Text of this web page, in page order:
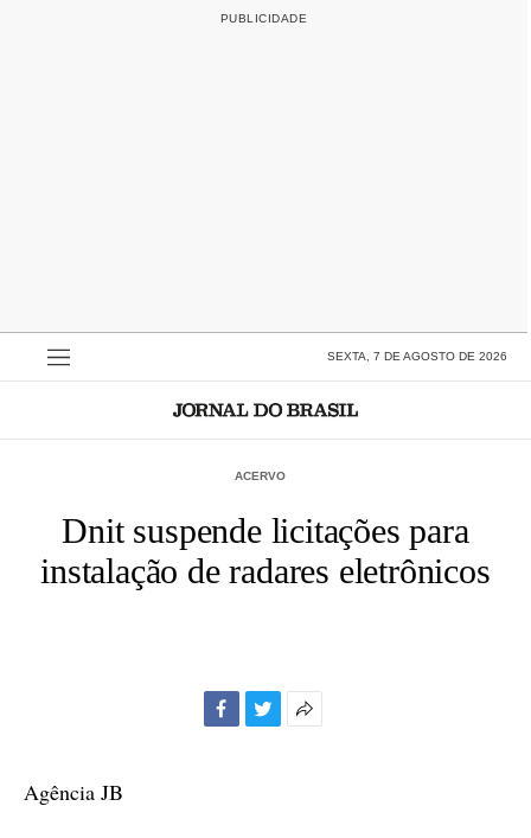
SEXTA, 7 DE AGOSTO DE 2026
ACERVO
Dnit suspende licitações para
instalação de radares eletrônicos
Agência JB